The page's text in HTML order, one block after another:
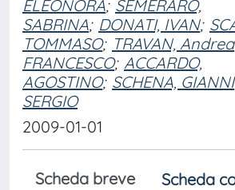
ELEONORA; SEMERARO,
SABRINA; DONATI, IVAN;
TOMMASO; TRAVAN, Andrea
FRANCESCO; ACCARDO,
AGOSTINO; SCHENA, GIANNI
SERGIO
2009-01-01
Scheda breve Scheda